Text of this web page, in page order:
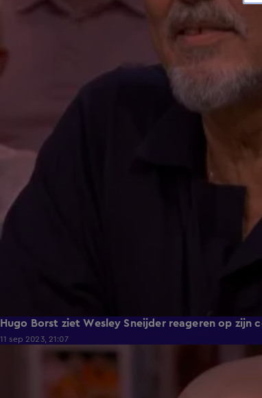
Hugo Borst ziet Wesley Sneijder reageren op
11 sep 2023, 21:07